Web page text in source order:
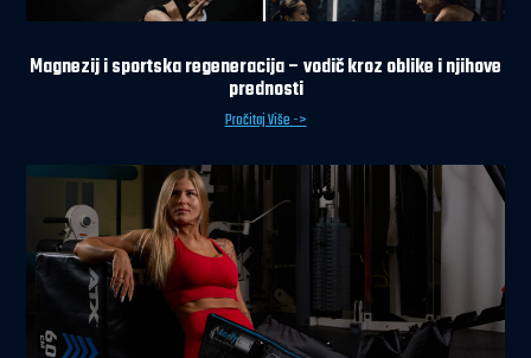
Magnezij i sportska regeneracija – vodič kroz oblike i njihove
prednosti
Pročitaj Više ->